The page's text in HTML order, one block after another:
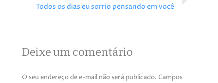
Todos os dias eu sorrio pensando em você
Deixe um comentário
O seu endereço de e-mail não será publicado. Campos